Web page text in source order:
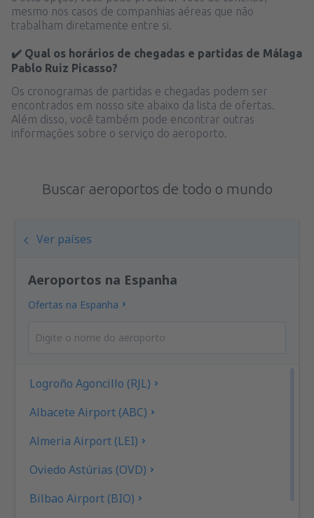
mesmo nos casos de companhias aéreas que não
trabalham diretamente entre si.
✔️ Qual os horários de chegadas e partidas de Málaga
Pablo Ruiz Picasso?
Os cronogramas de partidas e chegadas podem ser
encontrados em nosso site abaixo da lista de ofertas.
Além disso, você também pode encontrar outras
informações sobre o serviço do aeroporto.
Buscar aeroportos de todo o mundo
Ver países
Aeroportos na Espanha
Ofertas na Espanha
Logroño Agoncillo (RJL)
Albacete Airport (ABC)
Almeria Airport (LEI)
Oviedo Astúrias (OVD)
Bilbao Airport (BIO)